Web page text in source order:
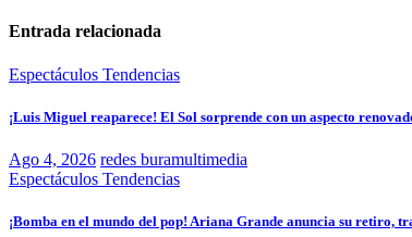
Entrada relacionada
Espectáculos Tendencias
¡Luis Miguel reaparece! El Sol sorprende con un aspecto
Ago 4, 2026 redes buramultimedia
Espectáculos Tendencias
¡Bomba en el mundo del pop! Ariana Grande anuncia su retiro,